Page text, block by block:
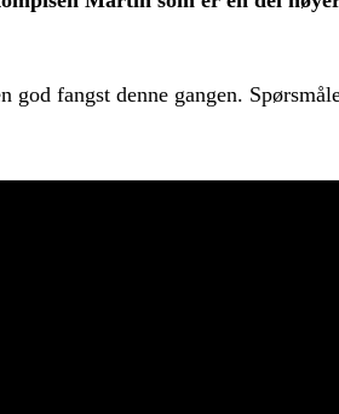
god fangst denne gangen.